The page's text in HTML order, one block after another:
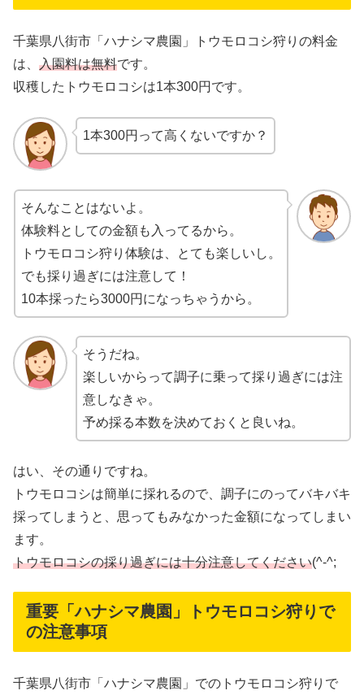
千葉県八街市「ハナシマ農園」トウモロコシ狩りの料金
は、 入園料は無料です。
収穫したトウモロコシは1本300円です。
1本300円って高くないですか？
そんなことはないよ。
体験料としての金額も入ってるから。
トウモロコシ狩り体験は、とても楽しいし。
でも採り過ぎには注意して！
10本採ったら3000円になっちゃうから。
そうだね。
楽しいからって調子に乗って採り過ぎには注
意しなきゃ。
予め採る本数を決めておくと良いね。
はい、その通りですね。
トウモロコシは簡単に採れるので、調子にのってバキバキ
採ってしまうと、思ってもみなかった金額になってしまい
ます。
トウモロコシの採り過ぎには十分注意してください(^-^;
重要「ハナシマ農園」トウモロコシ狩りで
の注意事項
千葉県八街市「ハナシマ農園」でのトウモロコシ狩りで